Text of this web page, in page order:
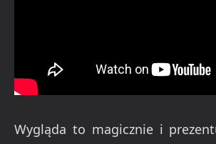
Wygląda to magicznie i